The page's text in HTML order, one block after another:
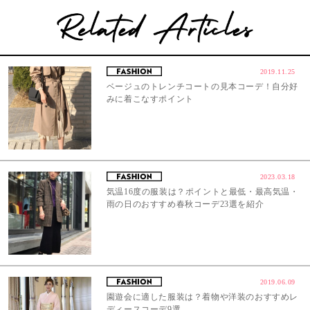
2019.11.25
ベージュのトレンチコートの見本コーデ！自分好
みに着こなすポイント
2023.03.18
気温16度の服装は？ポイントと最低・最高気温・
雨の日のおすすめ春秋コーデ23選を紹介
2019.06.09
園遊会に適した服装は？着物や洋装のおすすめレ